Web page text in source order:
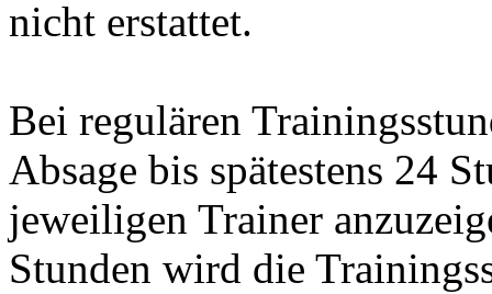
nicht erstattet.
Bei regulären
Absage bis spätestens 24
jeweiligen Trainer
Stunden wird die